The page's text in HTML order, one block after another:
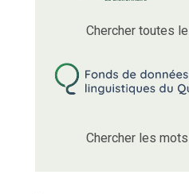
Chercher toutes
Chercher les mots